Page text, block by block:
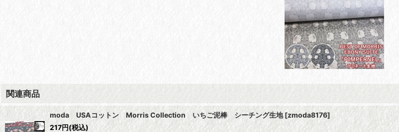
関連商品
moda USAコットン Morris Collection いちご泥棒 シーチング生地 [zmoda8176]
217円(税込)